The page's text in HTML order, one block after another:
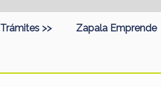
Trámites >> Zapala Emprende